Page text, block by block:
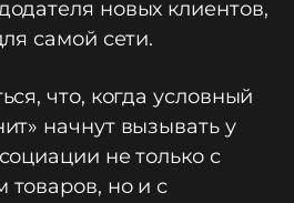
новых клиентов,
самой сети.
что, когда условный
начнут вызывать у
не только с
но и с